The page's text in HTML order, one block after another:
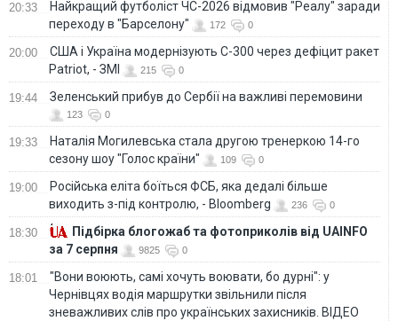
20:33
Найкращий футболіст ЧС-2026 відмовив "Реалу" заради
переходу в "Барселону"
172 0
20:00
США і Україна модернізують С-300 через дефіцит ракет
Patriot, - ЗМІ
215 0
19:44 Зеленський прибув до Сербії на важливі перемовини
123 0
19:33
Наталія Могилевська стала другою тренеркою 14-го
сезону шоу "Голос країни"
109 0
19:00
Російська еліта боїться ФСБ, яка дедалі більше
виходить з-під контролю, - Bloomberg
236 0
18:30
Підбірка блогожаб та фотоприколів від UAINFO
за 7 серпня
9825 0
18:01
"Вони воюють, самі хочуть воювати, бо дурні": у
Чернівцях водія маршрутки звільнили після
зневажливих слів про українських захисників. ВІДЕО